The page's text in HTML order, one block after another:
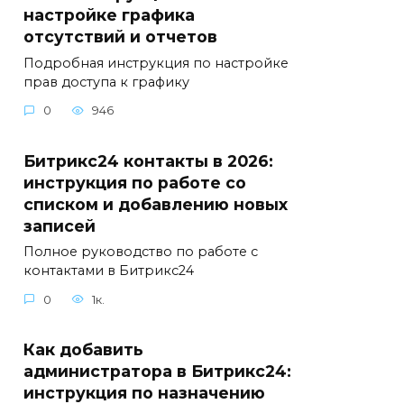
настройке графика
отсутствий и отчетов
Подробная инструкция по настройке
прав доступа к графику
0 946
Битрикс24 контакты в 2026:
инструкция по работе со
списком и добавлению новых
записей
Полное руководство по работе с
контактами в Битрикс24
0 1к.
Как добавить
администратора в Битрикс24:
инструкция по назначению